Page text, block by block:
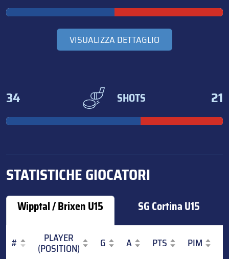
VISUALIZZA DETTAGLIO
34 SHOTS 21
STATISTICHE GIOCATORI
Wipptal / Brixen U15 SG Cortina U15
# PLAYER
(POSITION) G A PTS
PIM